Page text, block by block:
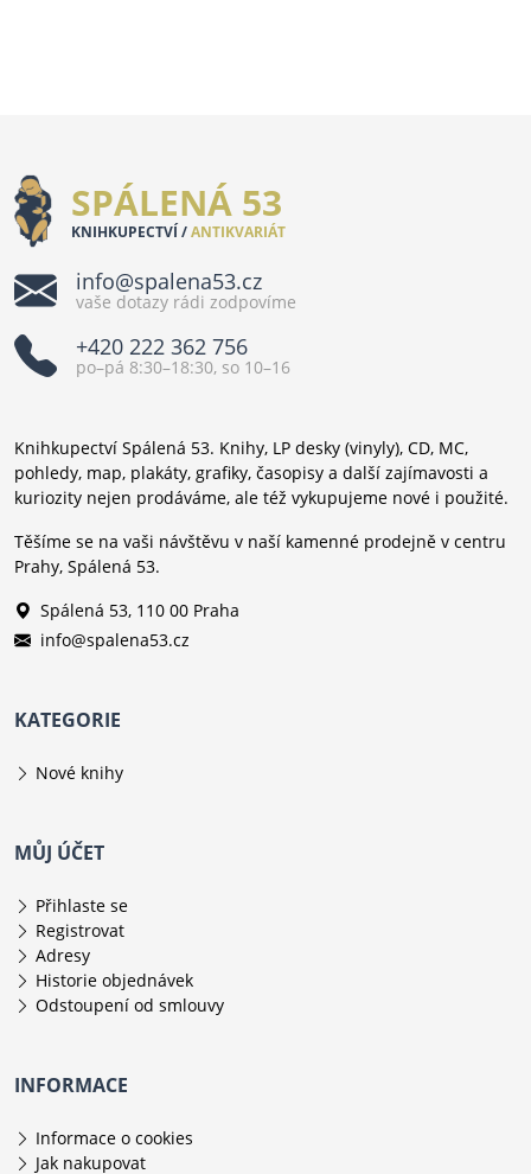
SPÁLENÁ 53
KNIHKUPECTVÍ /ANTIKVARIÁT
info@spalena53.cz
vaše dotazy rádi zodpovíme
+420 222 362 756
po–pá 8:30–18:30, so 10–16
Knihkupectví Spálená 53. Knihy, LP desky (vinyly), CD, MC,
pohledy, map, plakáty, grafiky, časopisy a další zajímavosti a
kuriozity nejen prodáváme, ale též vykupujeme nové i použité.
Těšíme se na vaši návštěvu v naší kamenné prodejně v centru
Prahy, Spálená 53.
Spálená 53, 110 00 Praha
info@spalena53.cz
KATEGORIE
Nové knihy
MŮJ ÚČET
Přihlaste se
Registrovat
Adresy
Historie objednávek
Odstoupení od smlouvy
INFORMACE
Informace o cookies
Jak nakupovat